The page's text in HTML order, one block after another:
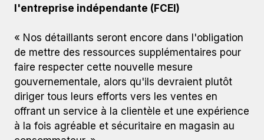
l'entreprise indépendante (FCEI)
« Nos détaillants seront encore dans l'obligation
de mettre des ressources supplémentaires pour
faire respecter cette nouvelle mesure
gouvernementale, alors qu'ils devraient plutôt
diriger tous leurs efforts vers les ventes en
offrant un service à la clientèle et une expérience
à la fois agréable et sécuritaire en magasin au